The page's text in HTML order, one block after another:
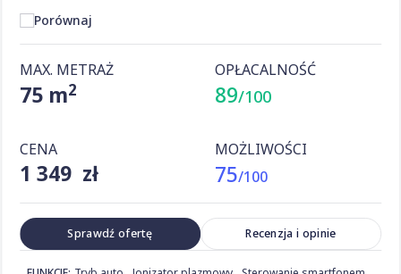
Porównaj
MAX. METRAŻ
75 m2
OPŁACALNOŚĆ
89/100
CENA
1 349 zł
MOŻLIWOŚCI
75/100
Sprawdź ofertę Recenzja i opinie